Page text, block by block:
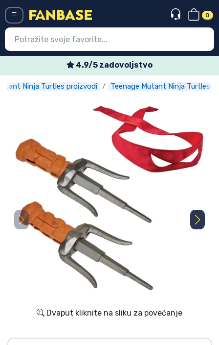
0
4.9/5 zadovoljstvo
Ninja Turtles proizvodi Teenage Mutant Ninja Turtles
Dvaput kliknite na sliku za povećanje
Ulazak Registracija
Najnovije proizvodi
Akcija
Ekspresna dostava
Prednarudžbe
Outlet proizvodi
Dostava i plaćanje
TV serija proizvodi
Crtani proizvodi
Anime proizvodi